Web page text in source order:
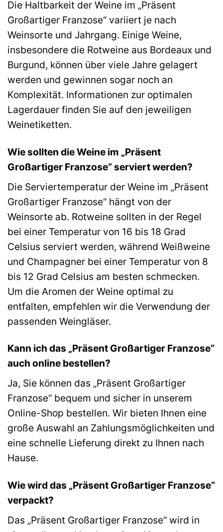
Die Haltbarkeit der Weine im „Präsent
Großartiger Franzose“ variiert je nach
Weinsorte und Jahrgang. Einige Weine,
insbesondere die Rotweine aus Bordeaux und
Burgund, können über viele Jahre gelagert
werden und gewinnen sogar noch an
Komplexität. Informationen zur optimalen
Lagerdauer finden Sie auf den jeweiligen
Weinetiketten.
Wie sollten die Weine im „Präsent
Großartiger Franzose“ serviert werden?
Die Serviertemperatur der Weine im „Präsent
Großartiger Franzose“ hängt von der
Weinsorte ab. Rotweine sollten in der Regel
bei einer Temperatur von 16 bis 18 Grad
Celsius serviert werden, während Weißweine
und Champagner bei einer Temperatur von 8
bis 12 Grad Celsius am besten schmecken.
Um die Aromen der Weine optimal zu
entfalten, empfehlen wir die Verwendung der
passenden Weingläser.
Kann ich das „Präsent Großartiger Franzose“
auch online bestellen?
Ja, Sie können das „Präsent Großartiger
Franzose“ bequem und sicher in unserem
Online-Shop bestellen. Wir bieten Ihnen eine
große Auswahl an Zahlungsmöglichkeiten und
eine schnelle Lieferung direkt zu Ihnen nach
Hause.
Wie wird das „Präsent Großartiger Franzose“
verpackt?
Das „Präsent Großartiger Franzose“ wird in